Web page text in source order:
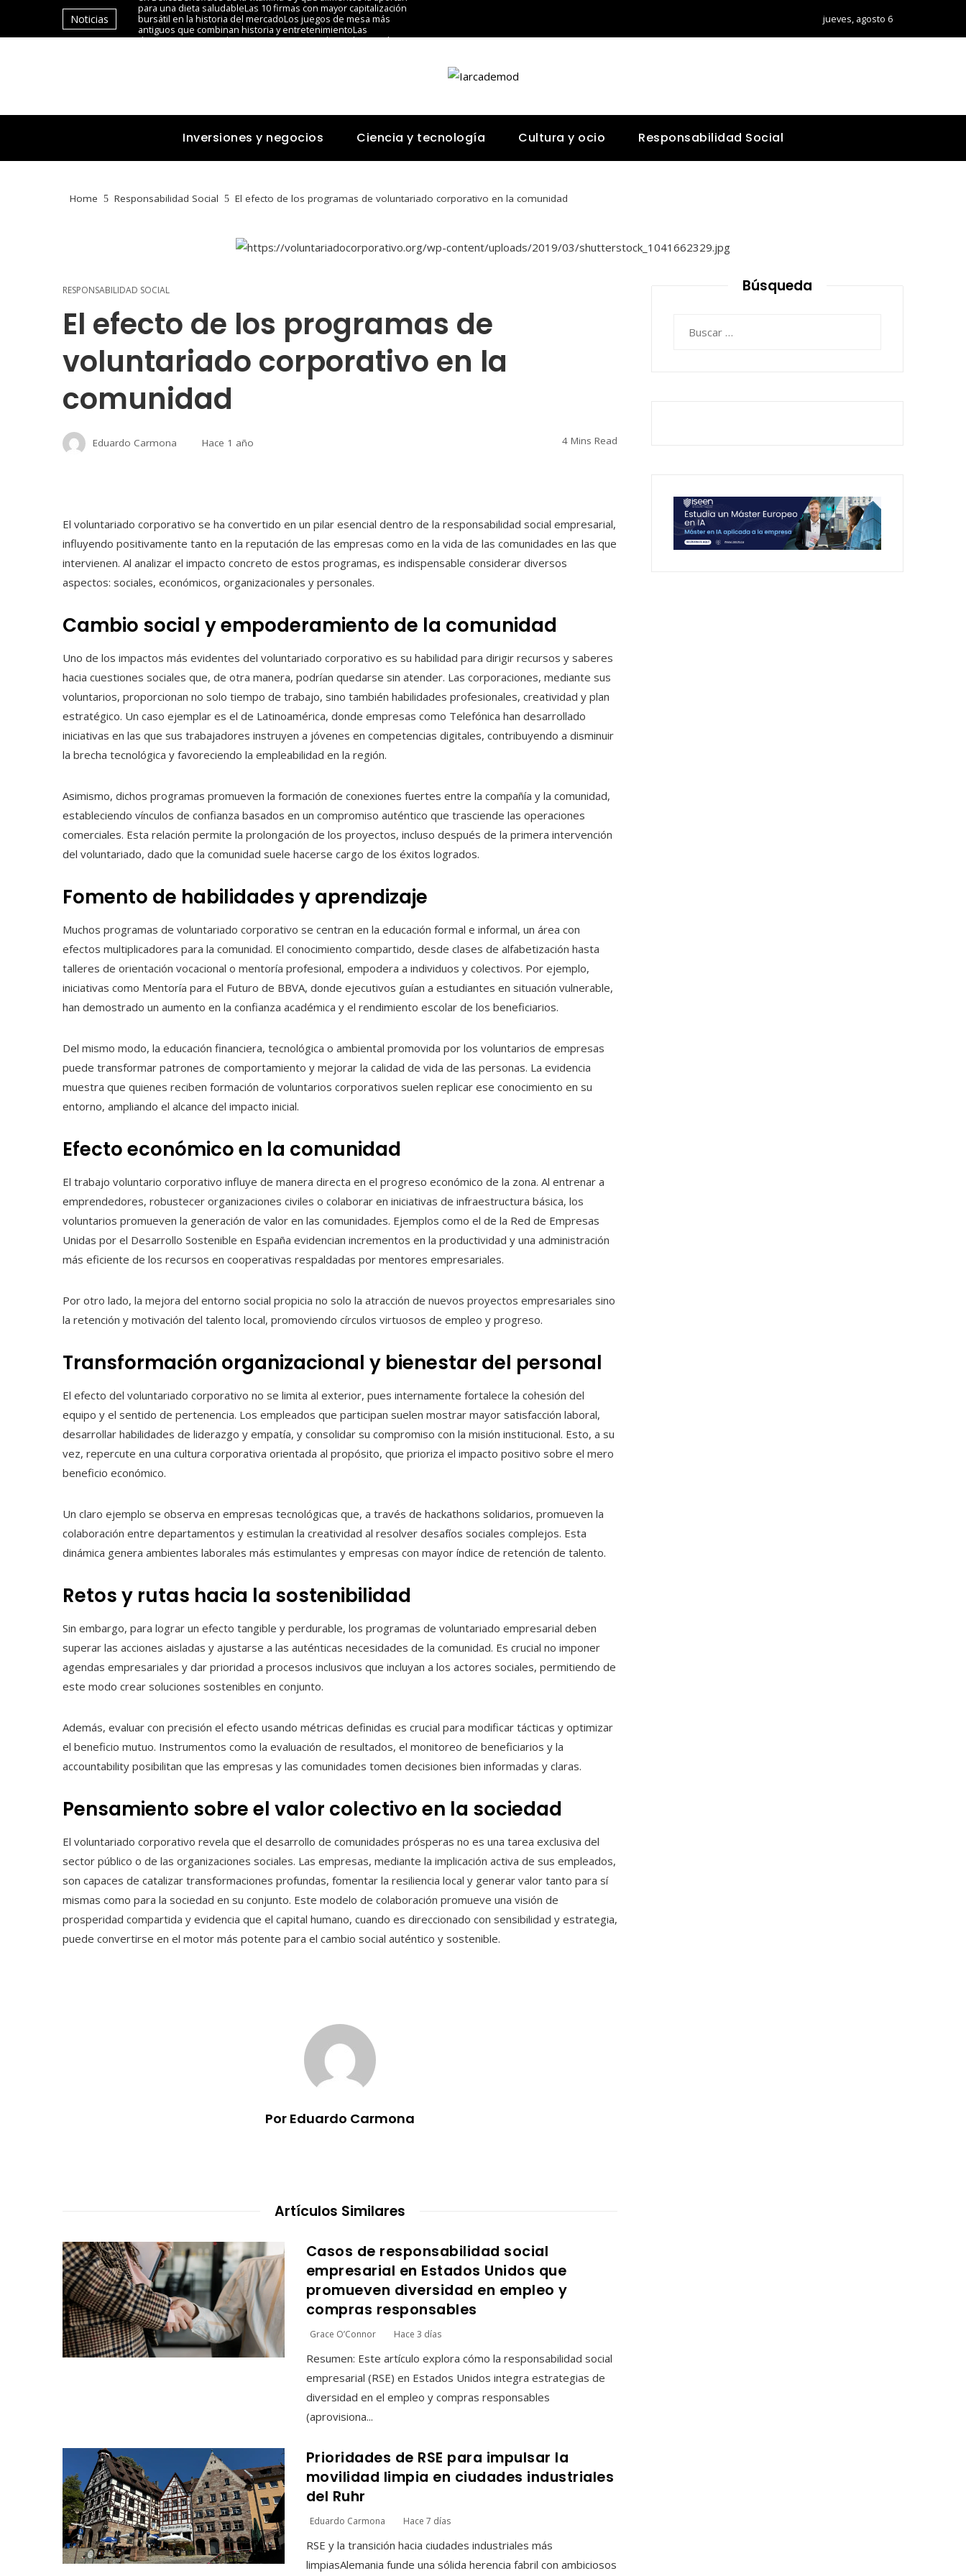
Noticias
para una dieta saludableLas 10 firmas con mayor capitalización
bursátil en la historia del mercadoLos juegos de mesa más
antiguos que combinan historia y entretenimientoLas
decisiones que revolucionaron sectores industriales en el
jueves, agosto 6
Inversiones y negocios Ciencia y tecnología Cultura y ocio Responsabilidad Social
Home Responsabilidad Social El efecto de los programas de voluntariado corporativo en la comunidad
RESPONSABILIDAD SOCIAL
El efecto de los programas de
voluntariado corporativo en la
comunidad
Eduardo Carmona Hace 1 año 4 Mins Read
El voluntariado corporativo se ha convertido en un pilar esencial dentro de la responsabilidad social empresarial,
influyendo positivamente tanto en la reputación de las empresas como en la vida de las comunidades en las que
intervienen. Al analizar el impacto concreto de estos programas, es indispensable considerar diversos
aspectos: sociales, económicos, organizacionales y personales.
Cambio social y empoderamiento de la comunidad
Uno de los impactos más evidentes del voluntariado corporativo es su habilidad para dirigir recursos y saberes
hacia cuestiones sociales que, de otra manera, podrían quedarse sin atender. Las corporaciones, mediante sus
voluntarios, proporcionan no solo tiempo de trabajo, sino también habilidades profesionales, creatividad y plan
estratégico. Un caso ejemplar es el de Latinoamérica, donde empresas como Telefónica han desarrollado
iniciativas en las que sus trabajadores instruyen a jóvenes en competencias digitales, contribuyendo a disminuir
la brecha tecnológica y favoreciendo la empleabilidad en la región.
Asimismo, dichos programas promueven la formación de conexiones fuertes entre la compañía y la comunidad,
estableciendo vínculos de confianza basados en un compromiso auténtico que trasciende las operaciones
comerciales. Esta relación permite la prolongación de los proyectos, incluso después de la primera intervención
del voluntariado, dado que la comunidad suele hacerse cargo de los éxitos logrados.
Fomento de habilidades y aprendizaje
Muchos programas de voluntariado corporativo se centran en la educación formal e informal, un área con
efectos multiplicadores para la comunidad. El conocimiento compartido, desde clases de alfabetización hasta
talleres de orientación vocacional o mentoría profesional, empodera a individuos y colectivos. Por ejemplo,
iniciativas como Mentoría para el Futuro de BBVA, donde ejecutivos guían a estudiantes en situación vulnerable,
han demostrado un aumento en la confianza académica y el rendimiento escolar de los beneficiarios.
Del mismo modo, la educación financiera, tecnológica o ambiental promovida por los voluntarios de empresas
puede transformar patrones de comportamiento y mejorar la calidad de vida de las personas. La evidencia
muestra que quienes reciben formación de voluntarios corporativos suelen replicar ese conocimiento en su
entorno, ampliando el alcance del impacto inicial.
Efecto económico en la comunidad
El trabajo voluntario corporativo influye de manera directa en el progreso económico de la zona. Al entrenar a
emprendedores, robustecer organizaciones civiles o colaborar en iniciativas de infraestructura básica, los
voluntarios promueven la generación de valor en las comunidades. Ejemplos como el de la Red de Empresas
Unidas por el Desarrollo Sostenible en España evidencian incrementos en la productividad y una administración
más eficiente de los recursos en cooperativas respaldadas por mentores empresariales.
Por otro lado, la mejora del entorno social propicia no solo la atracción de nuevos proyectos empresariales sino
la retención y motivación del talento local, promoviendo círculos virtuosos de empleo y progreso.
Transformación organizacional y bienestar del personal
El efecto del voluntariado corporativo no se limita al exterior, pues internamente fortalece la cohesión del
equipo y el sentido de pertenencia. Los empleados que participan suelen mostrar mayor satisfacción laboral,
desarrollar habilidades de liderazgo y empatía, y consolidar su compromiso con la misión institucional. Esto, a su
vez, repercute en una cultura corporativa orientada al propósito, que prioriza el impacto positivo sobre el mero
beneficio económico.
Un claro ejemplo se observa en empresas tecnológicas que, a través de hackathons solidarios, promueven la
colaboración entre departamentos y estimulan la creatividad al resolver desafíos sociales complejos. Esta
dinámica genera ambientes laborales más estimulantes y empresas con mayor índice de retención de talento.
Retos y rutas hacia la sostenibilidad
Sin embargo, para lograr un efecto tangible y perdurable, los programas de voluntariado empresarial deben
superar las acciones aisladas y ajustarse a las auténticas necesidades de la comunidad. Es crucial no imponer
agendas empresariales y dar prioridad a procesos inclusivos que incluyan a los actores sociales, permitiendo de
este modo crear soluciones sostenibles en conjunto.
Además, evaluar con precisión el efecto usando métricas definidas es crucial para modificar tácticas y optimizar
el beneficio mutuo. Instrumentos como la evaluación de resultados, el monitoreo de beneficiarios y la
accountability posibilitan que las empresas y las comunidades tomen decisiones bien informadas y claras.
Pensamiento sobre el valor colectivo en la sociedad
El voluntariado corporativo revela que el desarrollo de comunidades prósperas no es una tarea exclusiva del
sector público o de las organizaciones sociales. Las empresas, mediante la implicación activa de sus empleados,
son capaces de catalizar transformaciones profundas, fomentar la resiliencia local y generar valor tanto para sí
mismas como para la sociedad en su conjunto. Este modelo de colaboración promueve una visión de
prosperidad compartida y evidencia que el capital humano, cuando es direccionado con sensibilidad y estrategia,
puede convertirse en el motor más potente para el cambio social auténtico y sostenible.
Por Eduardo Carmona
Artículos Similares
Casos de responsabilidad social
empresarial en Estados Unidos que
promueven diversidad en empleo y
compras responsables
Grace O’Connor Hace 3 días
Resumen: Este artículo explora cómo la responsabilidad social
empresarial (RSE) en Estados Unidos integra estrategias de
diversidad en el empleo y compras responsables
(aprovisiona...
Prioridades de RSE para impulsar la
movilidad limpia en ciudades industriales
del Ruhr
Eduardo Carmona Hace 7 días
RSE y la transición hacia ciudades industriales más
limpiasAlemania funde una sólida herencia fabril con ambiciosos
Búsqueda